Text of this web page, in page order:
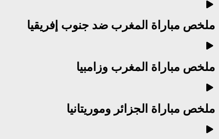
ملخص مباراة المغرب ضد جنوب إفريقيا
ملخص مباراة المغرب وزامبيا
ملخص مباراة الجزائر وموريتانيا